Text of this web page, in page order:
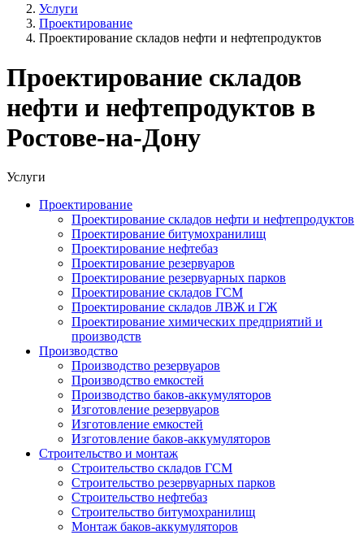
Услуги
Проектирование
Проектирование складов нефти и нефтепродуктов
Проектирование складов
нефти и нефтепродуктов в
Ростове-на-Дону
Услуги
Проектирование
Проектирование складов нефти и нефтепродуктов
Проектирование битумохранилищ
Проектирование нефтебаз
Проектирование резервуаров
Проектирование резервуарных парков
Проектирование складов ГСМ
Проектирование складов ЛВЖ и ГЖ
Проектирование химических предприятий и
производств
Производство
Производство резервуаров
Производство емкостей
Производство баков-аккумуляторов
Изготовление резервуаров
Изготовление емкостей
Изготовление баков-аккумуляторов
Строительство и монтаж
Строительство складов ГСМ
Строительство резервуарных парков
Строительство нефтебаз
Строительство битумохранилищ
Монтаж баков-аккумуляторов